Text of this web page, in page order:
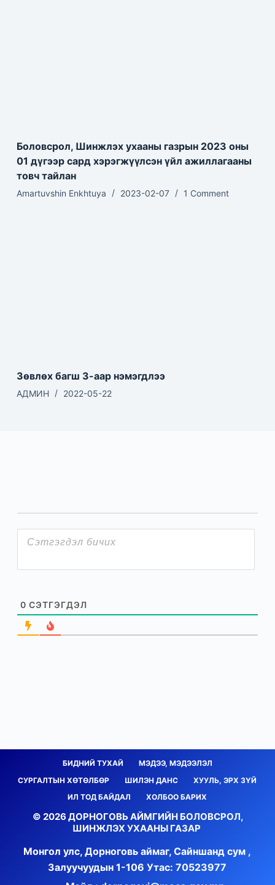
Боловсрол, Шинжлэх ухааны газрын 2023 оны
01 дүгээр сард хэрэгжүүлсэн үйл ажиллагааны
товч тайлан
Amartuvshin Enkhtuya 2023-02-07 1 Comment
Зөвлөх багш 3-аар нэмэгдлээ
АДМИН 2022-05-22
0 СЭТГЭГДЭЛ
БИДНИЙ ТУХАЙ
МЭДЭЭ, МЭДЭЭЛЭЛ
СУРГАЛТЫН ХӨТӨЛБӨР
ШИЛЭН ДАНС
ХУУЛЬ, ЭРХ ЗҮЙ
ИЛ ТОД БАЙДАЛ
ХОЛБОО БАРИХ
© 2026 ДОРНОГОВЬ АЙМГИЙН БОЛОВСРОЛ,
ШИНЖЛЭХ УХААНЫ ГАЗАР
Монгол улс, Дорноговь аймаг, Сайншанд сум ,
Залуучуудын 1-106 Утас: 70523977